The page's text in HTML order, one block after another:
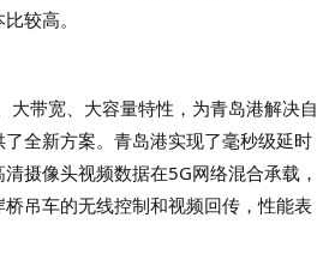
较高。
大带宽、大容量特性 ，为青岛港解决自
全新方案。青岛港实现了毫秒级延时
摄像头视频数据在5G网络混合承载，
吊车的无线控制和视频回传，性能表